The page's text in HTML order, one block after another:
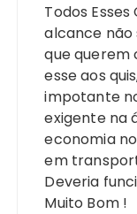
Todos Esses
alcance não
que querem
esse aos
impotante
exigente na
economia
em
Deveria
Muito Bom !